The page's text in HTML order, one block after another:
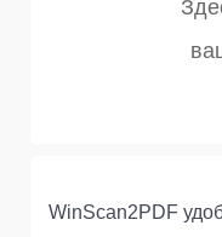
WinScan2PDF